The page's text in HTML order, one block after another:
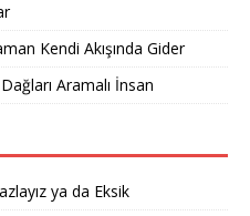
Kendi Akışında Gider
Aramalı İnsan
ya da Eksik